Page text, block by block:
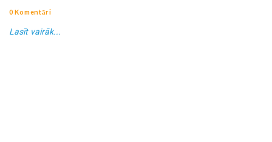
0 Komentāri
Lasīt vairāk...